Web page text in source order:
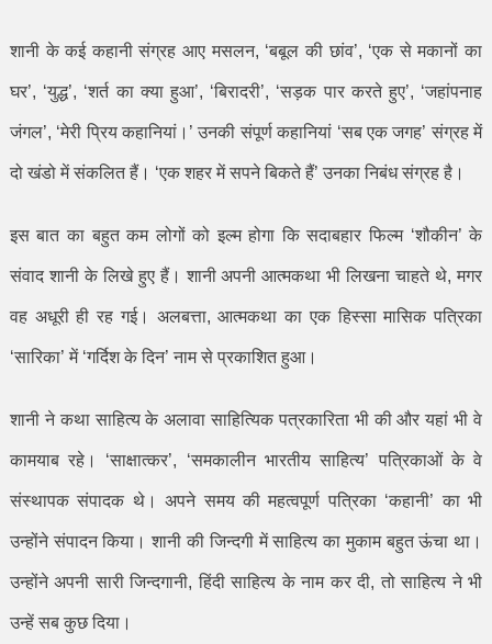
शानी के कई कहानी संग्रह आए मसलन, ‘बबूल की छांव’, ‘एक से मकानों का
घर’, ‘युद्ध’, ‘शर्त का क्या हुआ’, ‘बिरादरी’, ‘सड़क पार करते हुए’, ‘जहांपनाह
जंगल’, ‘मेरी प्रिय कहानियां। ’उनकी संपूर्ण कहानियां ‘सब एक जगह’संग्रह में
दो खंडो में संकलित हैं। ‘एक शहर में सपने बिकते हैं’उनका निबंध संग्रह है।
इस बात का बहुत कम लोगों को इल्म होगा कि सदाबहार फिल्म ‘शौकीन’के
संवाद शानी के लिखे हुए हैं। शानी अपनी आत्मकथा भी लिखना चाहते थे,मगर
वह अधूरी ही रह गई। अलबत्ता,आत्मकथा का एक हिस्सा मासिक पत्रिका
‘सारिका’में ‘गर्दिश के दिन’नाम से प्रकाशित हुआ।
शानी ने कथा साहित्य के अलावा साहित्यिक पत्रकारिता भी की और यहां भी वे
कामयाब रहे। ‘साक्षात्कर’, ‘समकालीन भारतीय साहित्य’पत्रिकाओं के वे
संस्थापक संपादक थे। अपने समय की महत्वपूर्ण पत्रिका ‘कहानी’का भी
उन्होंने संपादन किया। शानी की जिन्दगी में साहित्य का मुकाम बहुत ऊंचा था।
उन्होंने अपनी सारी जिन्दगानी,हिंदी साहित्य के नाम कर दी,तो साहित्य ने भी
उन्हें सब कुछ दिया।